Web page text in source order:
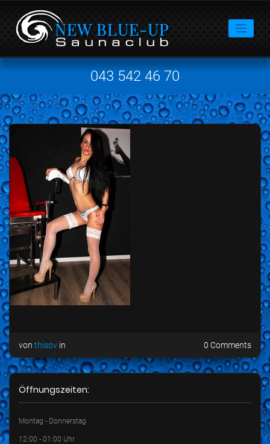
043 542 46 70
von thisov in 0 Comments
Öffnungszeiten:
Montag - Donnerstag
12:00 - 01:00 Uhr